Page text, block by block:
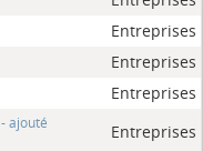
Entreprises
Entreprises
Entreprises
- ajouté
Entreprises